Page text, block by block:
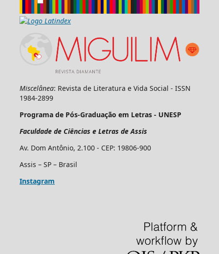
Miscelânea: Revista de Literatura e Vida Social - ISSN
1984-2899
Programa de Pós-Graduação em Letras - UNESP
Faculdade de Ciências e Letras de Assis
Av. Dom Antônio, 2.100 - CEP: 19806-900
Assis – SP – Brasil
Instagram